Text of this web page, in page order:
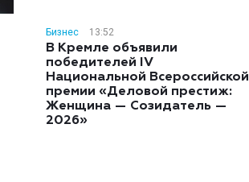
Бизнес 13:52
В Кремле объявили
победителей IV
Национальной Всероссийской
премии «Деловой престиж:
Женщина — Созидатель —
2026»